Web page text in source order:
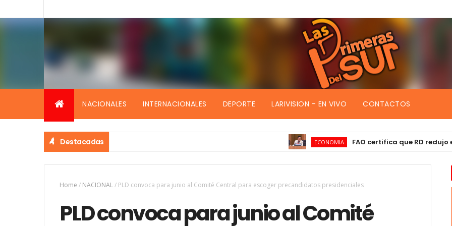
NACIONALES INTERNACIONALES DEPORTE LARIVISION - EN VIVO CONTACTOS
Destacadas ECONOMIA FAO certifica que RD redujo el
Home / NACIONAL/ PLD convoca para junio al Comité Central para escoger precandidatos presidenciales
PLD convoca para junio al Comité